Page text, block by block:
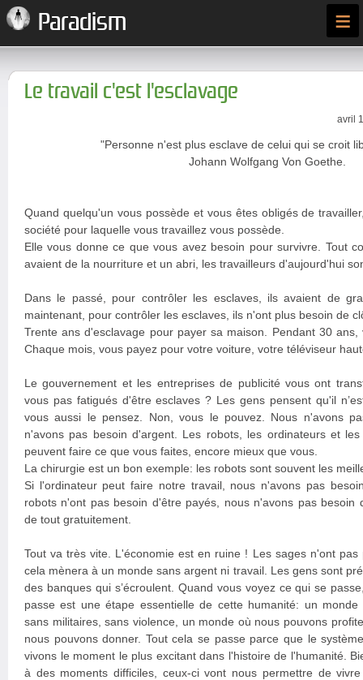
Paradism ≡
Le travail c'est l'esclavage
avril
"Personne n'est plus esclave de celui qui se croit
Johann Wolfgang Von Goethe.
Quand quelqu'un vous possède et vous êtes obligés de
société pour laquelle vous travaillez vous possède.
Elle vous donne ce que vous avez besoin pour survivre. Tout
avaient de la nourriture et un abri, les travailleurs d'aujourd'hui
Dans le passé, pour contrôler les esclaves, ils avaient de
maintenant, pour contrôler les esclaves, ils n'ont plus besoin de
Trente ans d'esclavage pour payer sa maison. Pendant 30
Chaque mois, vous payez pour votre voiture, votre téléviseur
Le gouvernement et les entreprises de publicité vous ont
vous pas fatigués d'être esclaves ? Les gens pensent qu'il
vous aussi le pensez. Non, vous le pouvez. Nous n'avons
n'avons pas besoin d'argent. Les robots, les ordinateurs et les
peuvent faire ce que vous faites, encore mieux que vous.
La chirurgie est un bon exemple: les robots sont souvent les
Si l'ordinateur peut faire notre travail, nous n'avons pas
robots n'ont pas besoin d'être payés, nous n'avons pas besoin
de tout gratuitement.
Tout va très vite. L'économie est en ruine ! Les sages n'ont
cela mènera à un monde sans argent ni travail. Les gens sont
des banques qui s’écroulent. Quand vous voyez ce qui se
passe est une étape essentielle de cette humanité: un
sans militaires, sans violence, un monde où nous pouvons
nous pouvons donner. Tout cela se passe parce que le
vivons le moment le plus excitant dans l'histoire de l'humanité.
à des moments difficiles, ceux-ci vont nous permettre de